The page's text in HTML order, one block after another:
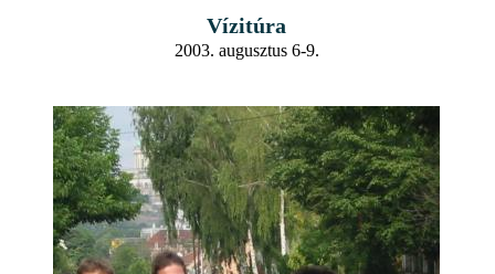
Vízitúra
2003. augusztus 6-9.